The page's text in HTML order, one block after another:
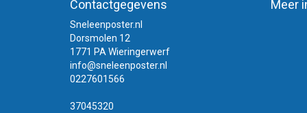
Contactgegevens
Sneleenposter.nl
Dorsmolen 12
1771 PA Wieringerwerf
info@sneleenposter.nl
0227601566
37045320
Meer